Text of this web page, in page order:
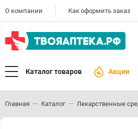
О компании Как оформить заказ
Каталог товаров Акции
Главная Каталог Лекарственные